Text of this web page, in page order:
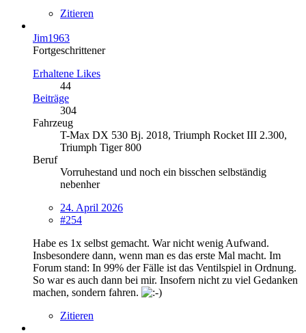
Zitieren
Jim1963
Fortgeschrittener
Erhaltene Likes
44
Beiträge
304
Fahrzeug
T-Max DX 530 Bj. 2018, Triumph Rocket III 2.300,
Triumph Tiger 800
Beruf
Vorruhestand und noch ein bisschen selbständig
nebenher
24. April 2026
#254
Habe es 1x selbst gemacht. War nicht wenig Aufwand.
Insbesondere dann, wenn man es das erste Mal macht. Im
Forum stand: In 99% der Fälle ist das Ventilspiel in Ordnung.
So war es auch dann bei mir. Insofern nicht zu viel Gedanken
machen, sondern fahren.
Zitieren